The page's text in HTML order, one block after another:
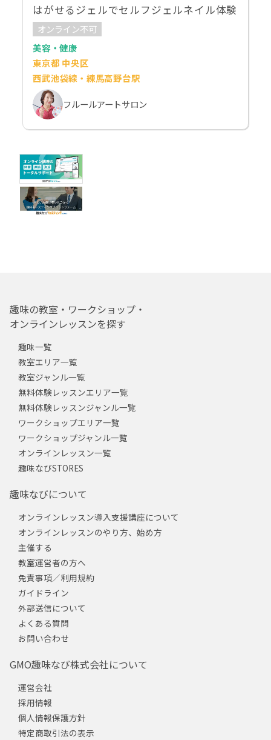
はがせるジェルでセルフジェルネイル体験
オンライン不可
美容・健康
東京都 中央区
西武池袋線・練馬高野台駅
フルールアートサロン
趣味の教室・ワークショップ・
オンラインレッスンを探す
趣味一覧
教室エリア一覧
教室ジャンル一覧
無料体験レッスンエリア一覧
無料体験レッスンジャンル一覧
ワークショップエリア一覧
ワークショップジャンル一覧
オンラインレッスン一覧
趣味なびSTORES
趣味なびについて
オンラインレッスン導入支援講座について
オンラインレッスンのやり方、始め方
主催する
教室運営者の方へ
免責事項／利用規約
ガイドライン
外部送信について
よくある質問
お問い合わせ
GMO趣味なび株式会社について
運営会社
採用情報
個人情報保護方針
特定商取引法の表示